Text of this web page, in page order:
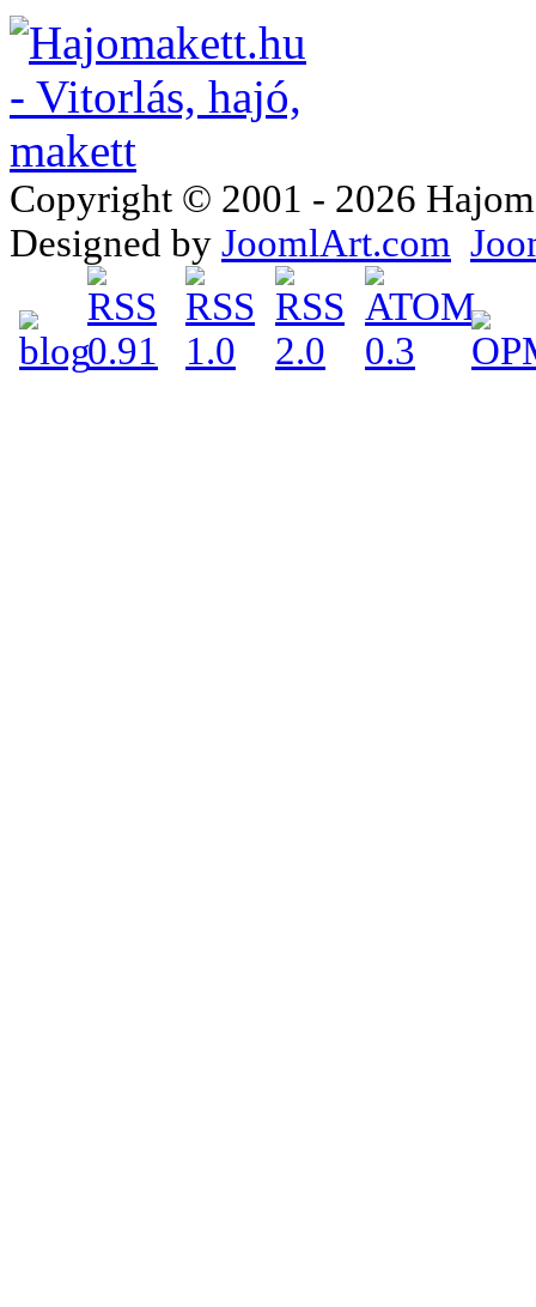
Copyright © 2001 - 2026
Designed by JoomlArt.com